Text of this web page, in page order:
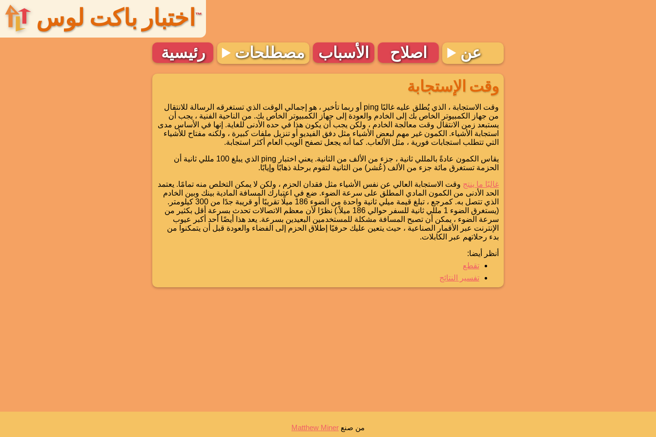
اختبار باكت لوس ™
رئيسية مصطلحات الأسباب اصلاح عن
وقت الإستجابة
وقت الاستجابة ، الذي يُطلق عليه غالبًا ping أو ربما تأخير ، هو إجمالي الوقت الذي تستغرقه الرسالة للانتقال
من جهاز الكمبيوتر الخاص بك إلى الخادم والعودة إلى جهاز الكمبيوتر الخاص بك. من الناحية الفنية ، يجب أن
يستبعد زمن الانتقال وقت معالجة الخادم ، ولكن يجب أن يكون هذا في حده الأدنى للغاية. إنها في الأساس مدى
استجابة الأشياء. الكمون غير مهم لبعض الأشياء مثل دفق الفيديو أو تنزيل ملفات كبيرة ، ولكنه مفتاح للأشياء
التي تتطلب استجابات فورية ، مثل الألعاب. كما أنه يجعل تصفح الويب العام أكثر استجابة.
يقاس الكمون عادةً بالمللي ثانية ، جزء من الألف من الثانية. يعني اختبار ping الذي يبلغ 100 مللي ثانية أن
الحزمة تستغرق مائة جزء من الألف (عُشر) من الثانية لتقوم برحلة ذهابًا وإيابًا.
غالبًا ما ينتج وقت الاستجابة العالي عن نفس الأشياء مثل فقدان الحزم ، ولكن لا يمكن التخلص منه تمامًا. يعتمد
الحد الأدنى من الكمون المادي المطلق على سرعة الضوء. ضع في اعتبارك المسافة المادية بينك وبين الخادم
الذي تتصل به. كمرجع ، تبلغ قيمة ميلي ثانية واحدة من الضوء 186 ميلًا تقريبًا أو قريبة جدًا من 300 كيلومتر.
(يستغرق الضوء 1 مللي ثانية للسفر حوالي 186 ميلاً.) نظرًا لأن معظم الاتصالات تحدث بسرعة أقل بكثير من
سرعة الضوء ، يمكن أن تصبح المسافة مشكلة للمستخدمين البعيدين بسرعة. يعد هذا أيضًا أحد أكبر عيوب
الإنترنت عبر الأقمار الصناعية ، حيث يتعين عليك حرفيًا إطلاق الحزم إلى الفضاء والعودة قبل أن يتمكنوا من
بدء رحلاتهم عبر الكابلات.
أنظر أيضا:
تقطع
تفسير النتائج
من صنع Matthew Miner